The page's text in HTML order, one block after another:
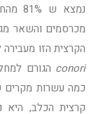
מכרסמים והשאר
הקרצית הזו
conori הגורם
כמה עשרות מקרים
קרצית הכלב,